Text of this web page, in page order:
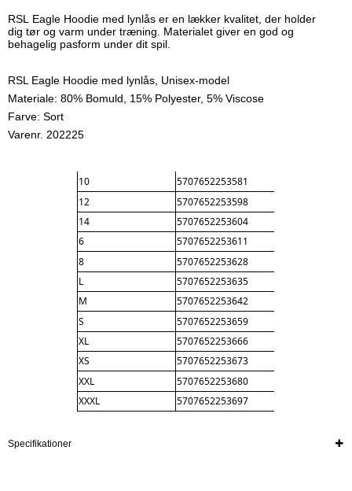
RSL Eagle Hoodie med lynlås er en lækker kvalitet, der holder
dig tør og varm under træning. Materialet giver en god og
behagelig pasform under dit spil.
RSL Eagle Hoodie med lynlås, Unisex-model
Materiale: 80% Bomuld, 15% Polyester, 5% Viscose
Farve: Sort
Varenr. 202225
10
5707652253581
12
5707652253598
14
5707652253604
6
5707652253611
8
5707652253628
L
5707652253635
M
5707652253642
S
5707652253659
XL
5707652253666
XS
5707652253673
XXL
5707652253680
XXXL
5707652253697
Specifikationer